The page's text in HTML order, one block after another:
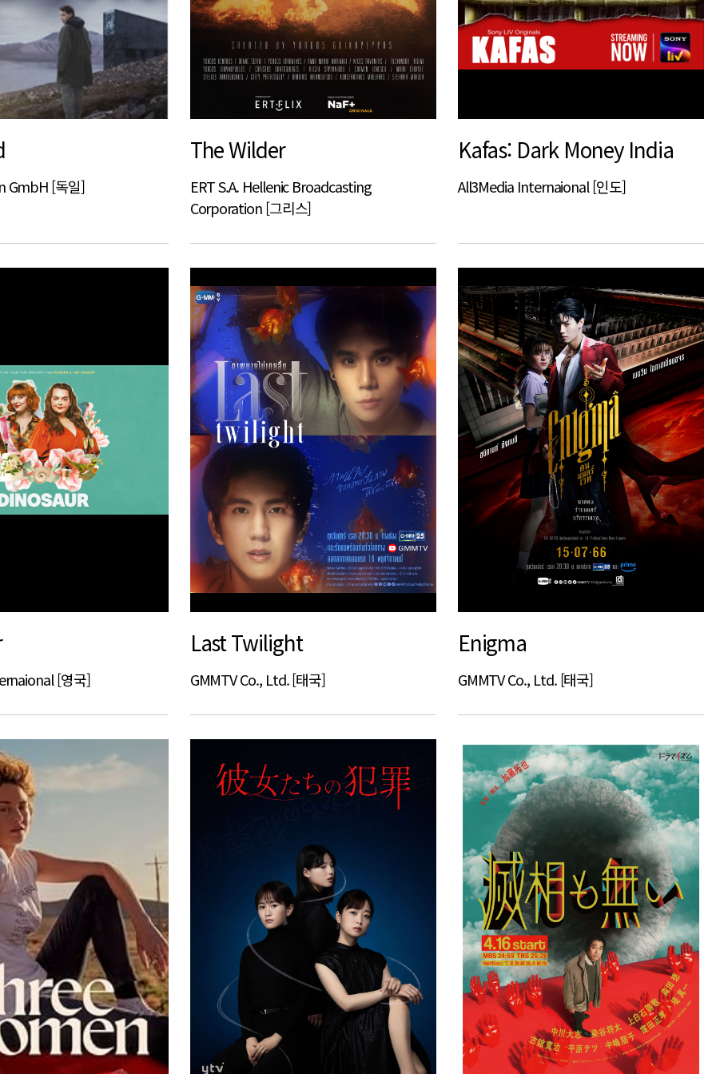
GmbH [독일]
The Wilder
ERT S.A. Hellenic Broadcasting
Corporation [그리스]
Kafas: Dark Money India
All3Media Internaional [인도]
[영국]
Last Twilight
GMMTV Co., Ltd. [태국]
Enigma
GMMTV Co., Ltd. [태국]